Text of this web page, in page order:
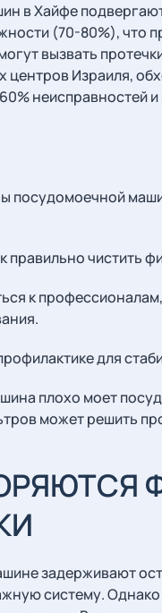
в Хайфе
(70-80%), что
вызвать
Израиля,
неисправностей
посудомоечной
правильно чистить
к
для
плохо моет
может решить
задерживают
систему.